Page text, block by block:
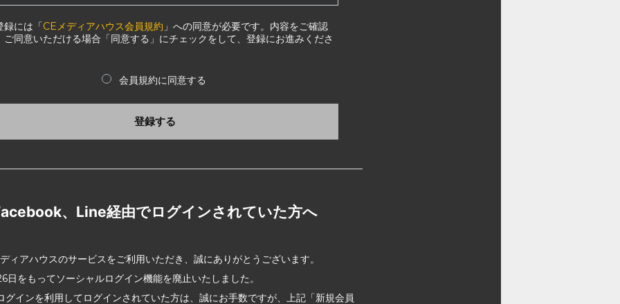
録には「CEメディアハウス会員規約 」への同意が必要です。内容をご確認
ご同意いただける場合「同意する」にチェックをして、登録にお進みくださ
会員規約に同意する
登録する
、Line経由でログインされていた方へ
ィアハウスのサービスをご利用いただき、誠にありがとうございます。
日をもってソーシャルログイン機能を廃止いたしました。
グインを利用してログインされていた方は、誠にお手数ですが、上記「新規会員